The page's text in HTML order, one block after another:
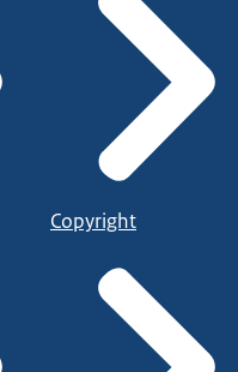
Copyright